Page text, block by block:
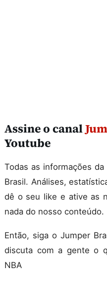
Assine o canal
Youtube
Todas as informações
Brasil. Análises,
dê o seu like e ative as
nada do nosso conteúdo.
Então, siga o Jumper
discuta com a gente o
NBA